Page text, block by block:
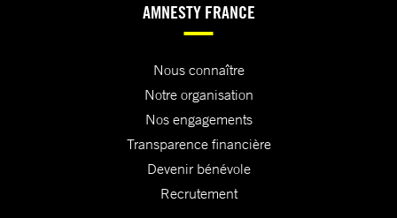
AMNESTY FRANCE
Nous connaître
Notre organisation
Nos engagements
Transparence financière
Devenir bénévole
Recrutement